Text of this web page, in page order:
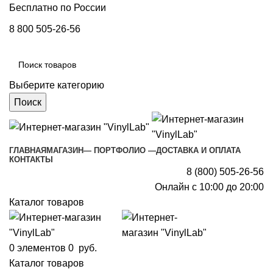
Бесплатно по России
8 800 505-26-56
Выберите категорию
Поиск
ГЛАВНАЯ МАГАЗИН— ПОРТФОЛИО —ДОСТАВКА И ОПЛАТА
КОНТАКТЫ
8 (800) 505-26-56
Онлайн с 10:00 до 20:00
Каталог товаров
0 элементов 0 руб.
Каталог товаров